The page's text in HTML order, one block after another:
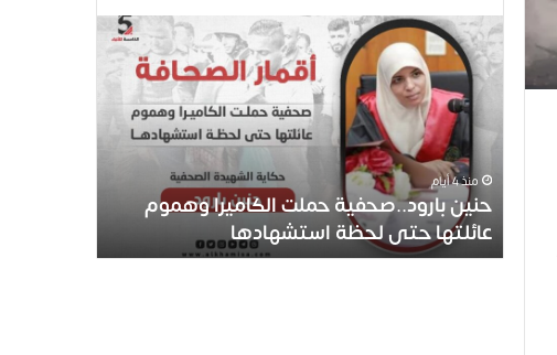
حنين
بارود..صحفية
حملت
الكاميرا
وهموم
عائلتها
لحظة
استشهادها
منذ 4 أيام
حنين بارود..صحفية حملت الكاميرا وهموم
عائلتها حتى لحظة استشهادها